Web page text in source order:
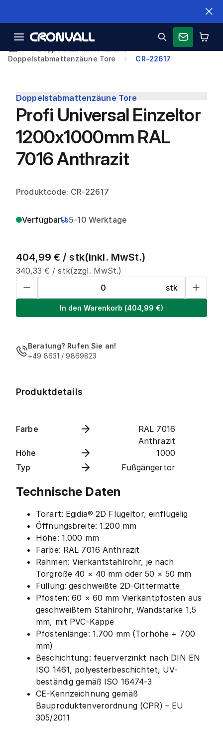
Doppelstabmattenzäune Tore
CR-22617
Doppelstabmattenzäune Tore
Profi Universal Einzeltor
1200x1000mm RAL
7016 Anthrazit
Produktcode: CR-22617
Verfügbar 5-10 Werktage
404,99 € / stk(inkl. MwSt.)
340,33 € /stk(zzgl. MwSt.)
stk
In den Warenkorb (404,99 €)
Beratung? Rufen Sie an!
+49 8631 / 9869823
Produktdetails
Farbe
RAL 7016
Anthrazit
Höhe
1000
Typ
Fußgängertor
Technische Daten
Torart: Egidia® 2D Flügeltor, einflügelig
Öffnungsbreite: 1.200 mm
Höhe: 1.000 mm
Farbe: RAL 7016 Anthrazit
Rahmen: Vierkantstahlrohr, je nach
Torgröße 40 × 40 mm oder 50 × 50 mm
Füllung: geschweißte 2D-Gittermatte
Pfosten: 60 × 60 mm Vierkantpfosten aus
geschweißtem Stahlrohr, Wandstärke 1,5
mm, mit PVC-Kappe
Pfostenlänge: 1.700 mm (Torhöhe + 700
mm)
Beschichtung: feuerverzinkt nach DIN EN
ISO 1461, polyesterbeschichtet, UV-
beständig gemäß ISO 16474-3
CE-Kennzeichnung gemäß
Bauproduktenverordnung (CPR) – EU
305/2011